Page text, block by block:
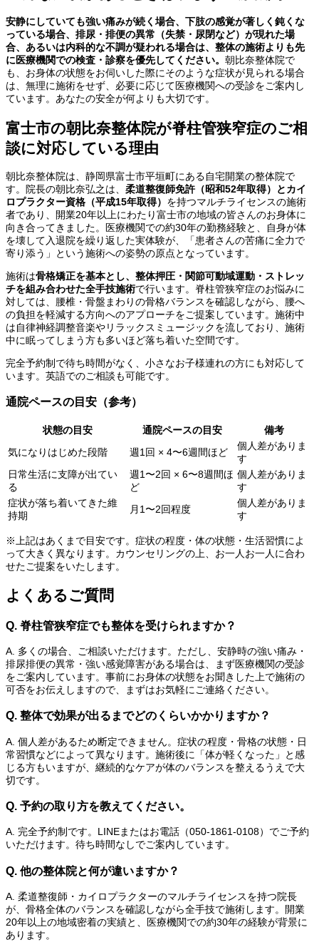
安静にしていても強い痛みが続く場合、下肢の感覚が著しく鈍くな
っている場合、排尿・排便の異常（失禁・尿閉など）が現れた場
合、あるいは内科的な不調が疑われる場合は、整体の施術よりも先
に医療機関での検査・診察を優先してください。 朝比奈整体院で
も、お身体の状態をお伺いした際にそのような症状が見られる場合
は、無理に施術をせず、必要に応じて医療機関への受診をご案内し
ています。あなたの安全が何よりも大切です。
富士市の朝比奈整体院が脊柱管狭窄症のご相
談に対応している理由
朝比奈整体院は、静岡県富士市平垣町にある自宅開業の整体院で
す。院長の朝比奈弘之は、 柔道整復師免許（昭和52年取得）とカイ
ロプラクター資格（平成15年取得） を持つマルチライセンスの施術
者であり、開業20年以上にわたり富士市の地域の皆さんのお身体に
向き合ってきました。医療機関での約30年の勤務経験と、自身が体
を壊して入退院を繰り返した実体験が、「患者さんの苦痛に全力で
寄り添う」という施術への姿勢の原点となっています。
施術は骨格矯正を基本とし、整体押圧・関節可動域運動・ストレッ
チを組み合わせた全手技施術で行います。脊柱管狭窄症のお悩みに
対しては、腰椎・骨盤まわりの骨格バランスを確認しながら、腰へ
の負担を軽減する方向へのアプローチをご提案しています。施術中
は自律神経調整音楽やリラックスミュージックを流しており、施術
中に眠ってしまう方も多いほど落ち着いた空間です。
完全予約制で待ち時間がなく、小さなお子様連れの方にも対応して
います。英語でのご相談も可能です。
通院ペースの目安（参考）
状態の目安 通院ペースの目安
備考
気になりはじめた段階
週1回 × 4〜6週間ほど
個人差がありま
す
日常生活に支障が出てい
る
週1〜2回 × 6〜8週間ほ
ど
個人差がありま
す
症状が落ち着いてきた維
持期
月1〜2回程度
個人差がありま
す
※上記はあくまで目安です。症状の程度・体の状態・生活習慣によ
って大きく異なります。カウンセリングの上、お一人お一人に合わ
せたご提案をいたします。
よくあるご質問
Q. 脊柱管狭窄症でも整体を受けられますか？
A. 多くの場合、ご相談いただけます。ただし、安静時の強い痛み・
排尿排便の異常・強い感覚障害がある場合は、まず医療機関の受診
をご案内しています。事前にお身体の状態をお聞きした上で施術の
可否をお伝えしますので、まずはお気軽にご連絡ください。
Q. 整体で効果が出るまでどのくらいかかりますか？
A. 個人差があるため断定できません。症状の程度・骨格の状態・日
常習慣などによって異なります。施術後に「体が軽くなった」と感
じる方もいますが、継続的なケアが体のバランスを整えるうえで大
切です。
Q. 予約の取り方を教えてください。
A. 完全予約制です。LINEまたはお電話（050-1861-0108）でご予約
いただけます。待ち時間なしでご案内しています。
Q. 他の整体院と何が違いますか？
A. 柔道整復師・カイロプラクターのマルチライセンスを持つ院長
が、骨格全体のバランスを確認しながら全手技で施術します。開業
20年以上の地域密着の実績と、医療機関での約30年の経験が背景に
あります。